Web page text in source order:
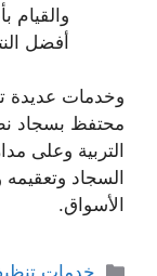
والقيام
أفضل
محتفظ بسجاد
التربية وعلى
السجاد
الأسواق.
التصنيفات